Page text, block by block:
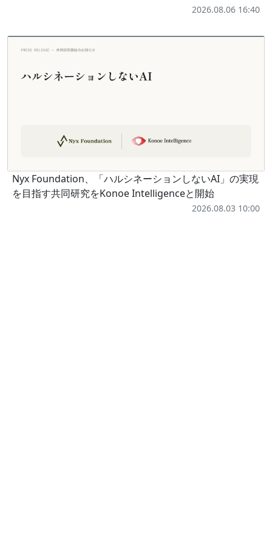
2026.08.06 16:40
Nyx Foundation、「ハルシネーションしないAI」の実現
を目指す共同研究をKonoe Intelligenceと開始
2026.08.03 10:00